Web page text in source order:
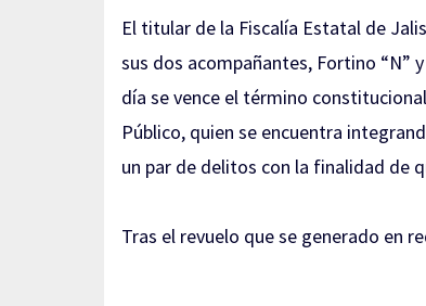
El titular de la Fiscalía Estatal de
sus dos acompañantes, Fortino “N”
día se vence el término
Público, quien se encuentra
un par de delitos con la finalidad de
Tras el revuelo que se generado en